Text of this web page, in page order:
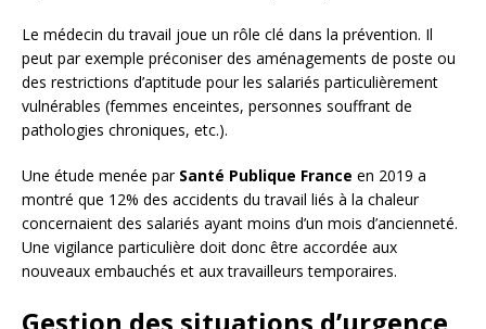
Le médecin du travail joue un rôle clé dans la prévention. Il
peut par exemple préconiser des aménagements de poste ou
des restrictions d’aptitude pour les salariés particulièrement
vulnérables (femmes enceintes, personnes souffrant de
pathologies chroniques, etc.).
Une étude menée par Santé Publique France en 2019 a
montré que 12% des accidents du travail liés à la chaleur
concernaient des salariés ayant moins d’un mois d’ancienneté.
Une vigilance particulière doit donc être accordée aux
nouveaux embauchés et aux travailleurs temporaires.